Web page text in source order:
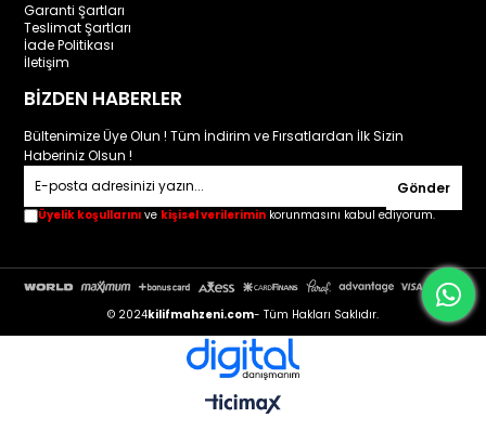
Garanti Şartları
Teslimat Şartları
İade Politikası
İletişim
BİZDEN HABERLER
Bültenimize Üye Olun ! Tüm İndirim ve Fırsatlardan İlk Sizin
Haberiniz Olsun !
Gönder
Üyelik koşullarını ve kişisel verilerimin korunmasını kabul ediyorum.
© 2024kilifmahzeni.com- Tüm Hakları Saklıdır.